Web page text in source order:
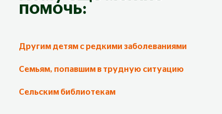
Вы являетесь:
Организацией Волонтером
помочь:
Другим детям с редкими заболеваниями
Семьям, попавшим в трудную ситуацию
Сельским библиотекам